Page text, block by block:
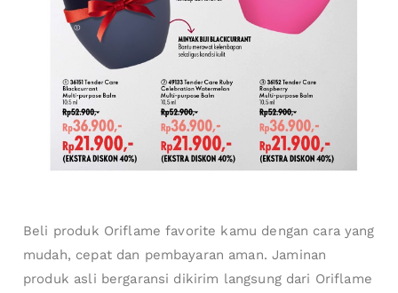
Beli produk Oriflame favorite kamu dengan cara yang
mudah, cepat dan pembayaran aman. Jaminan
produk asli bergaransi dikirim langsung dari Oriflame